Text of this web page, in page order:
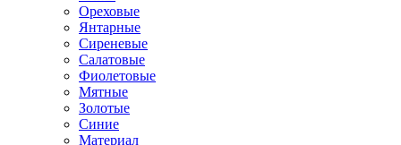
Ореховые
Янтарные
Сиреневые
Салатовые
Фиолетовые
Мятные
Золотые
Синие
Материал